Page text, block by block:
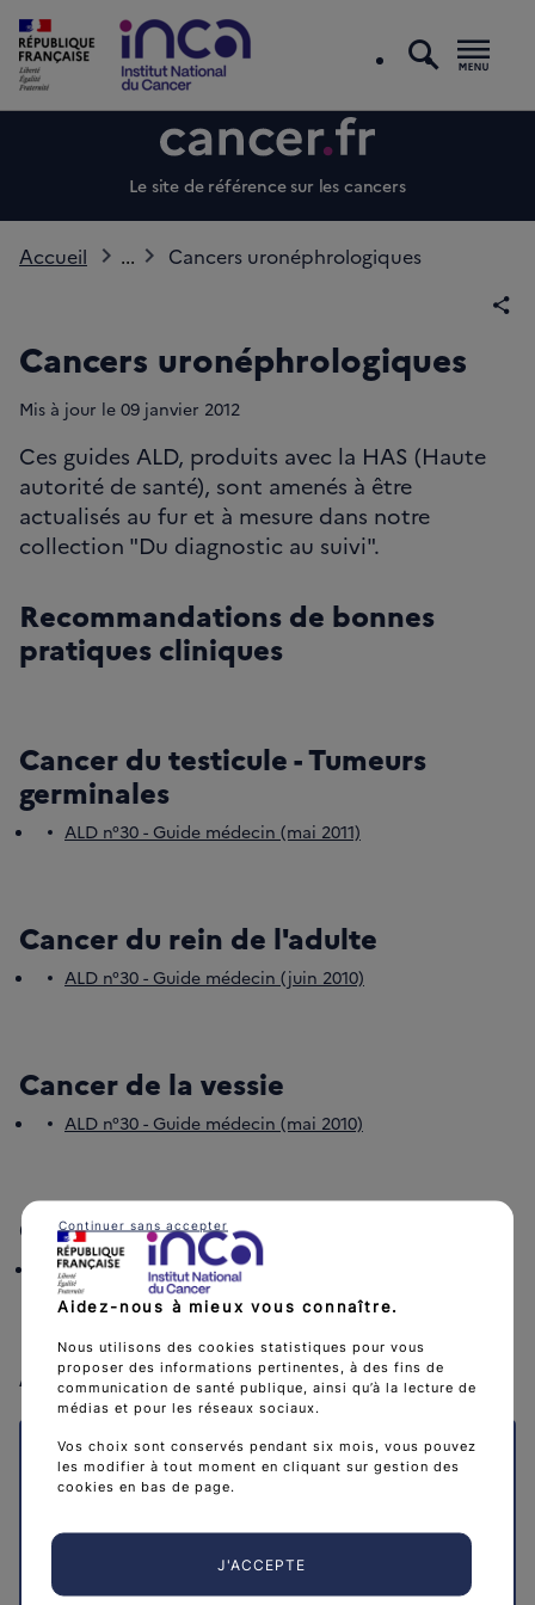
Le site de référence sur les cancers
Accueil ... Cancers uronéphrologiques
Cancers uronéphrologiques
Mis à jour le 09 janvier 2012
Ces guides ALD, produits avec la HAS (Haute
autorité de santé), sont amenés à être
actualisés au fur et à mesure dans notre
collection "Du diagnostic au suivi".
Recommandations de bonnes
pratiques cliniques
Cancer du testicule - Tumeurs
germinales
ALD n°30 - Guide médecin (mai 2011)
Cancer du rein de l'adulte
ALD n°30 - Guide médecin (juin 2010)
Cancer de la vessie
ALD n°30 - Guide médecin (mai 2010)
Cancer de la prostate
ALD n°30 - Guide médecin (janvier 2012)
A lire aussi
Outils pour la pratique des médecins
L’Institut national du cancer développe une nouvelle
collection d’outils pour la pratique afin d’accompagner
Aidez-nous à mieux vous connaître.
Nous utilisons des cookies statistiques pour vous
proposer des informations pertinentes, à des fins de
communication de santé publique, ainsi qu’à la lecture de
médias et pour les réseaux sociaux.
Vos choix sont conservés pendant six mois, vous pouvez
les modifier à tout moment en cliquant sur gestion des
cookies en bas de page.
J'ACCEPTE
Continuer sans accepter